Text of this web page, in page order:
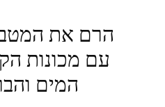
הרם את
עם מכונות
המים